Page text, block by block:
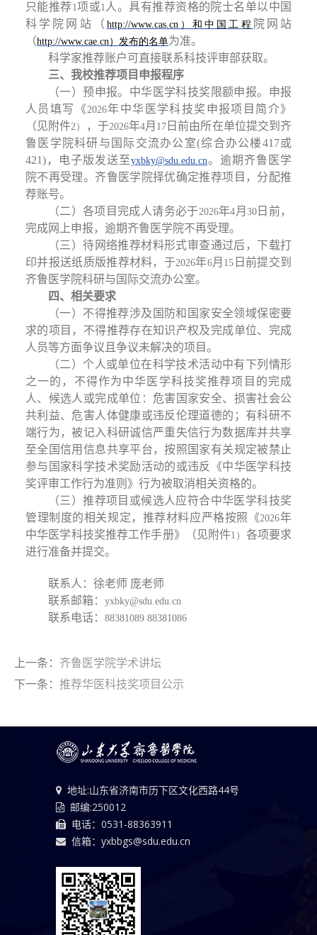
只能推荐1项或1 人。具有推荐资格的院士名单以中国
科学院网站（ http://www.cas.cn）和中国工程 院网站
（http://www.cae.cn）发布的名单为准。
科学家推荐账户可直接联系科技评审部获取。
三、我校推荐项目申报程序
（一）预申报。中华医学科技奖限额申报。申报
人员填写《2026年中华医学科技奖申报项目简介》
（见附件2） ，于2026年4月 17 日前由所在单位提交到齐
鲁医学院科研与国际交流办公室(综合办公楼417或
421)，电子版发送至yxbky@sdu.edu.cn。逾期齐鲁医学
院不再受理。齐鲁医学院择优确定推荐项目，分配推
荐账号。
（二）各项目完成人请务必于2026年4 月 30日前，
完成网上申报，逾期齐鲁医学院不再受理。
（三）待网络推荐材料形式审查通过后，下载打
印并报送纸质版推荐材料，于2026年6月 15 日前提交到
齐鲁医学院科研与国际交流办公室。
四、相关要求
（一）不得推荐涉及国防和国家安全领域保密要
求的项目，不得推荐存在知识产权及完成单位、完成
人员等方面争议且争议未解决的项目。
（二）个人或单位在科学技术活动中有下列情形
之一的，不得作为中华医学科技奖推荐项目的完成
人、候选人或完成单位：危害国家安全、损害社会公
共利益、危害人体健康或违反伦理道德的；有科研不
端行为，被记入科研诚信严重失信行为数据库并共享
至全国信用信息共享平台，按照国家有关规定被禁止
参与国家科学技术奖励活动的或违反《中华医学科技
奖评审工作行为准则》行为被取消相关资格的。
（三）推荐项目或候选人应符合中华医学科技奖
管理制度的相关规定，推荐材料应严格按照《2026年
中华医学科技奖推荐工作手册》（见附件1） 各项要求
进行准备并提交。
联系人：徐老师 庞老师
联系邮箱： yxbky@sdu.edu.cn
联系电话： 88381089 88381086
上一条： 齐鲁医学院学术讲坛
下一条： 推荐华医科技奖项目公示
地址:山东省济南市历下区文化西路44号
邮编:250012
电话：0531-88363911
信箱：yxbbgs@sdu.edu.cn